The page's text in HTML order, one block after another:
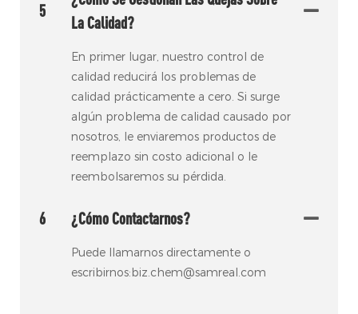
5
La Calidad?
En primer lugar, nuestro control de
calidad reducirá los problemas de
calidad prácticamente a cero. Si surge
algún problema de calidad causado por
nosotros, le enviaremos productos de
reemplazo sin costo adicional o le
reembolsaremos su pérdida.
6 ¿Cómo Contactarnos?
Puede llamarnos directamente o
escribirnos:biz.chem@samreal.com